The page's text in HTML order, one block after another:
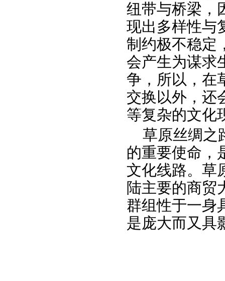
纽带与桥梁，
现出多样性与
制约极不稳定
会产生为谋求
争，所以，在
交换以外，还
等复杂的文化
草原丝绸之
的重要使命，
文化线路。草
陆主要的商贸
群组性于一身
是庞大而又具